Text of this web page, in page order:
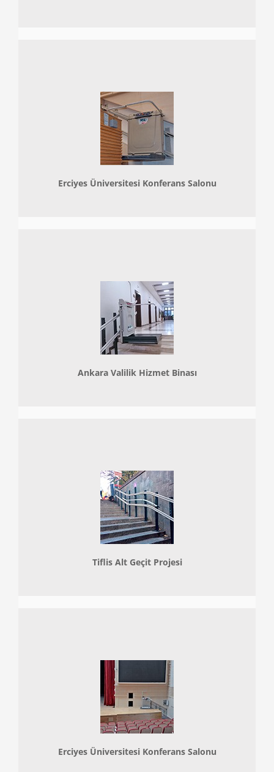
Erciyes Üniversitesi Konferans Salonu
Ankara Valilik Hizmet Binası
Tiflis Alt Geçit Projesi
Erciyes Üniversitesi Konferans Salonu